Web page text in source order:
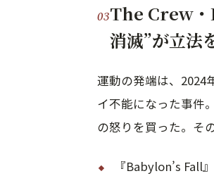
The Crew・
消滅”が立法
運動の発端は、2024
イ不能になった事件
の怒りを買った。そ
『Babylon’s